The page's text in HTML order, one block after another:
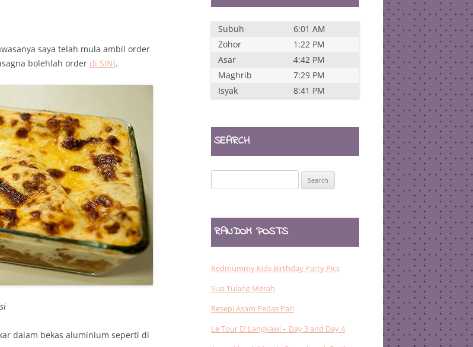
saya telah mula ambil order
bolehlah order di SINI.
dalam bekas aluminium seperti di
Subuh
6:01 AM
Zohor
1:22 PM
Asar
4:42 PM
Maghrib
7:29 PM
Isyak
8:41 PM
SEARCH
for:
RANDOM POSTS
Redmummy Kids Birthday Party Pics
Sup Tulang Merah
Resepi Asam Pedas Pari
Le Tour D’ Langkawi – Day 3 and Day 4